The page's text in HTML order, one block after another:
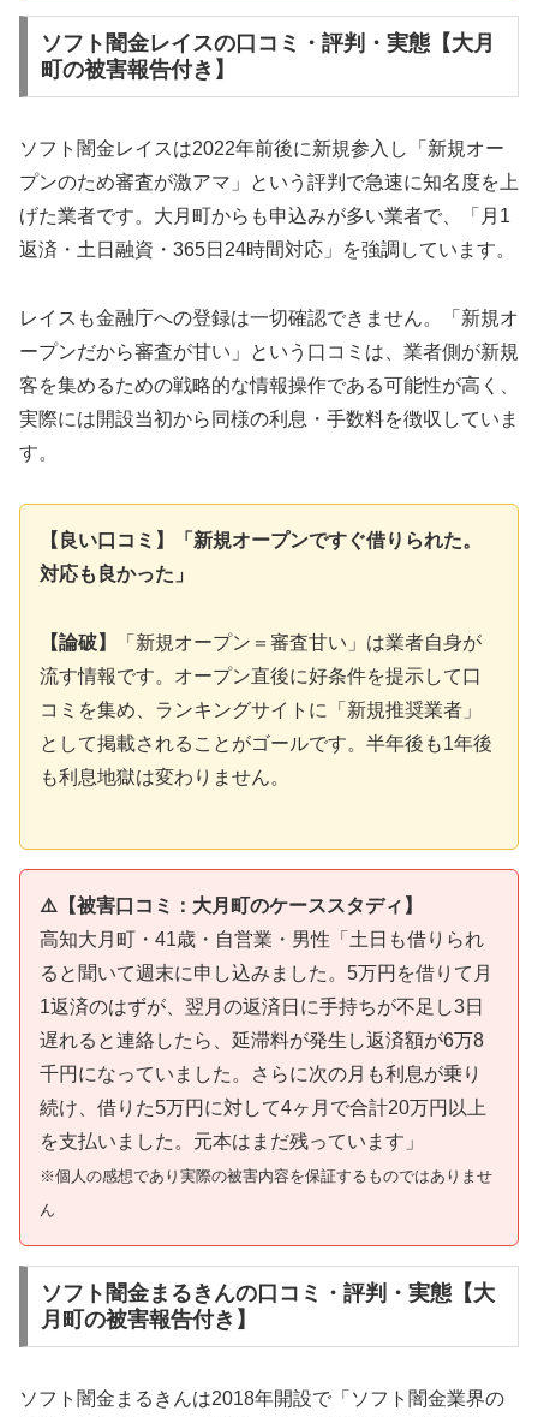
ソフト闇金レイスの口コミ・評判・実態【大月
町の被害報告付き】
ソフト闇金レイスは2022年前後に新規参入し「新規オー
プンのため審査が激アマ」という評判で急速に知名度を上
げた業者です。大月町からも申込みが多い業者で、「月1
返済・土日融資・365日24時間対応」を強調しています。
レイスも金融庁への登録は一切確認できません。「新規オ
ープンだから審査が甘い」という口コミは、業者側が新規
客を集めるための戦略的な情報操作である可能性が高く、
実際には開設当初から同様の利息・手数料を徴収していま
す。
【良い口コミ】「新規オープンですぐ借りられた。
対応も良かった」
【論破】
「新規オープン＝審査甘い」は業者自身が
流す情報です。オープン直後に好条件を提示して口
コミを集め、ランキングサイトに「新規推奨業者」
として掲載されることがゴールです。半年後も1年後
も利息地獄は変わりません。
⚠️【被害口コミ：大月町のケーススタディ】
高知大月町・41歳・自営業・男性「土日も借りられ
ると聞いて週末に申し込みました。5万円を借りて月
1返済のはずが、翌月の返済日に手持ちが不足し3日
遅れると連絡したら、延滞料が発生し返済額が6万8
千円になっていました。さらに次の月も利息が乗り
続け、借りた5万円に対して4ヶ月で合計20万円以上
を支払いました。元本はまだ残っています」
※個人の感想であり実際の被害内容を保証するものではありませ
ん
ソフト闇金まるきんの口コミ・評判・実態【大
月町の被害報告付き】
ソフト闇金まるきんは2018年開設で「ソフト闇金業界の